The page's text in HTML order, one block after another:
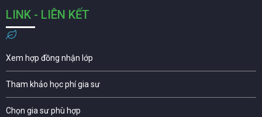
LINK - LIÊN KẾT
Xem hợp đồng nhận lớp
Tham khảo học phí gia sư
Chọn gia sư phù hợp